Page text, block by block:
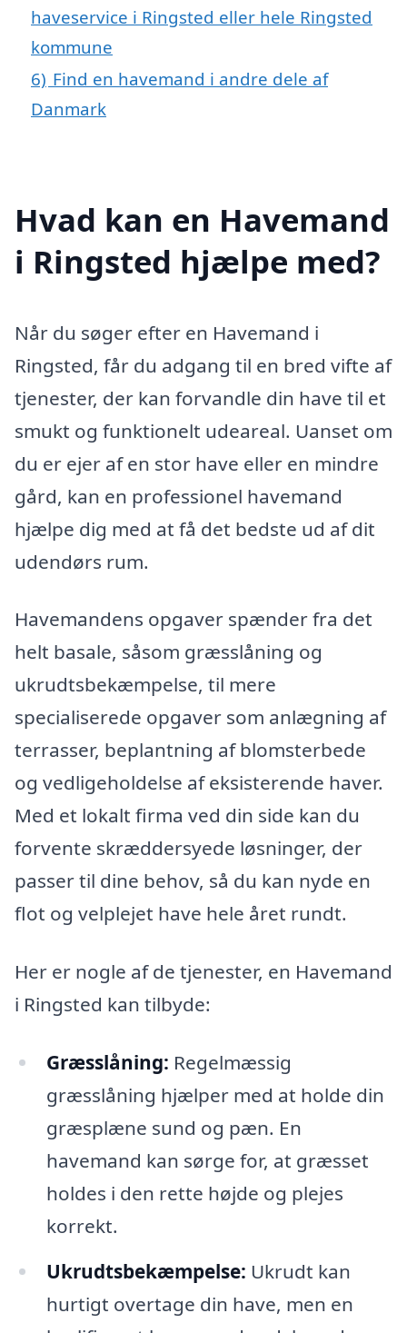
haveservice i Ringsted eller hele Ringsted
kommune
6) Find en havemand i andre dele af
Danmark
Hvad kan en Havemand
i Ringsted hjælpe med?
Når du søger efter en Havemand i
Ringsted, får du adgang til en bred vifte af
tjenester, der kan forvandle din have til et
smukt og funktionelt udeareal. Uanset om
du er ejer af en stor have eller en mindre
gård, kan en professionel havemand
hjælpe dig med at få det bedste ud af dit
udendørs rum.
Havemandens opgaver spænder fra det
helt basale, såsom græsslåning og
ukrudtsbekæmpelse, til mere
specialiserede opgaver som anlægning af
terrasser, beplantning af blomsterbede
og vedligeholdelse af eksisterende haver.
Med et lokalt firma ved din side kan du
forvente skræddersyede løsninger, der
passer til dine behov, så du kan nyde en
flot og velplejet have hele året rundt.
Her er nogle af de tjenester, en Havemand
i Ringsted kan tilbyde:
Græsslåning: Regelmæssig
græsslåning hjælper med at holde din
græsplæne sund og pæn. En
havemand kan sørge for, at græsset
holdes i den rette højde og plejes
korrekt.
Ukrudtsbekæmpelse: Ukrudt kan
hurtigt overtage din have, men en